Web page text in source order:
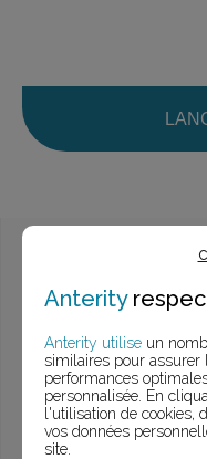
Ce n’est
>
> Voir la
> Voir la
Anterity
Anterity utilise un
similaires pour assurer
performances
personnalisée. En
l'utilisation de cookies,
vos données
site.